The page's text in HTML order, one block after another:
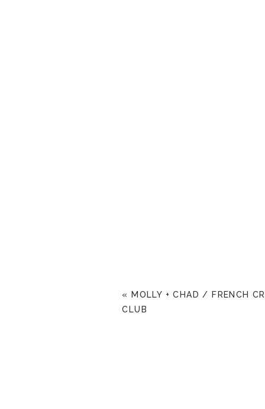
«
MOLLY + CHAD / FRENCH
CLUB